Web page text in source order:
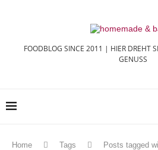
FOODBLOG SINCE 2011 | HIER DREHT
GENUSS
Home Tags Posts tagged